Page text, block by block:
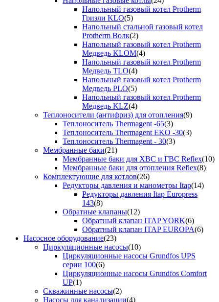
Напольный газовый котел Protherm
Гризли KLO(5)
Напольный стальной газовый котел
Protherm Волк(2)
Напольный газовый котел Protherm
Медведь KLOM(4)
Напольный газовый котел Protherm
Медведь TLO(4)
Напольный газовый котел Protherm
Медведь PLO(5)
Напольный газовый котел Protherm
Медведь KLZ(4)
Теплоносители (антифриз) для отопления(9)
Теплоноситель Thermagent -65(3)
Теплоноситель Thermagent EKO -30(3)
Теплоноситель Thermagent - 30(3)
Мембранные баки(21)
Мембранные баки для ХВС и ГВС Reflex(10)
Мембранные баки для отопления Reflex(8)
Комплектующие для котлов(26)
Редукторы давления и манометры Itap(14)
Редукторы давления Itap Europress
143(8)
Обратные клапаны(12)
Обратный клапан ITAP YORK(6)
Обратный клапан ITAP EUROPA(6)
Насосное оборудование(23)
Циркуляционные насосы(10)
Циркуляционные насосы Grundfos UPS
серии 100(6)
Циркуляционные насосы Grundfos Comfort
UP(1)
Скважинные насосы(2)
Насосы для канализации(4)